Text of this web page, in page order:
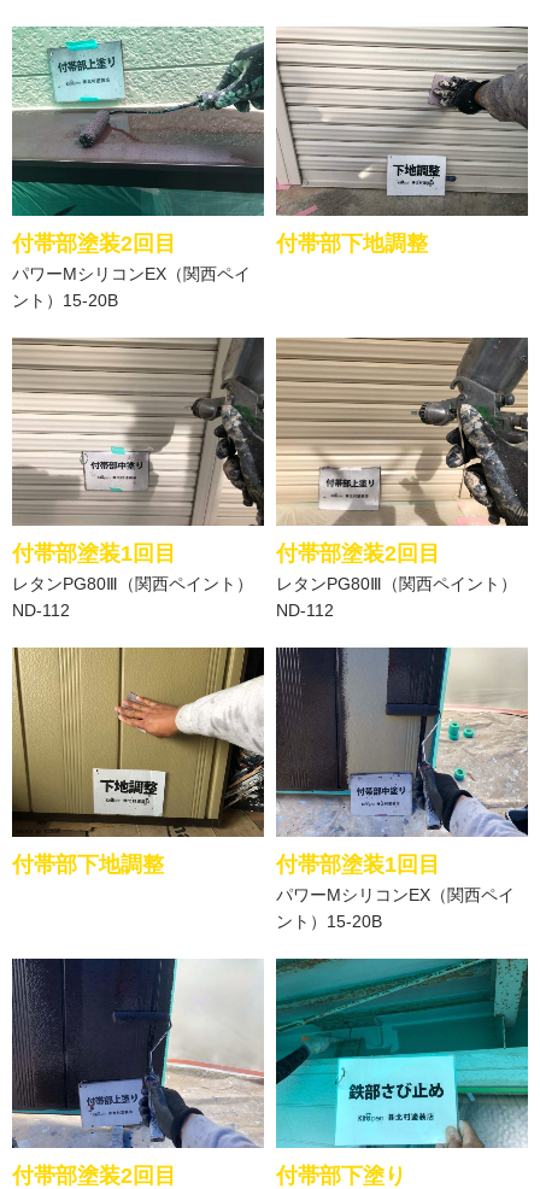
付帯部塗装2回目
パワーMシリコンEX（関西ペイ
ント）15‐20B
付帯部下地調整
付帯部塗装1回目
レタンPG80Ⅲ（関西ペイント）
ND-112
付帯部塗装2回目
レタンPG80Ⅲ（関西ペイント）
ND-112
付帯部下地調整 付帯部塗装1回目
パワーMシリコンEX（関西ペイ
ント）15‐20B
付帯部塗装2回目 付帯部下塗り